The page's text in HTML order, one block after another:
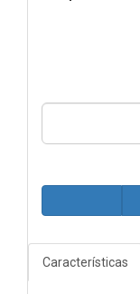
Características